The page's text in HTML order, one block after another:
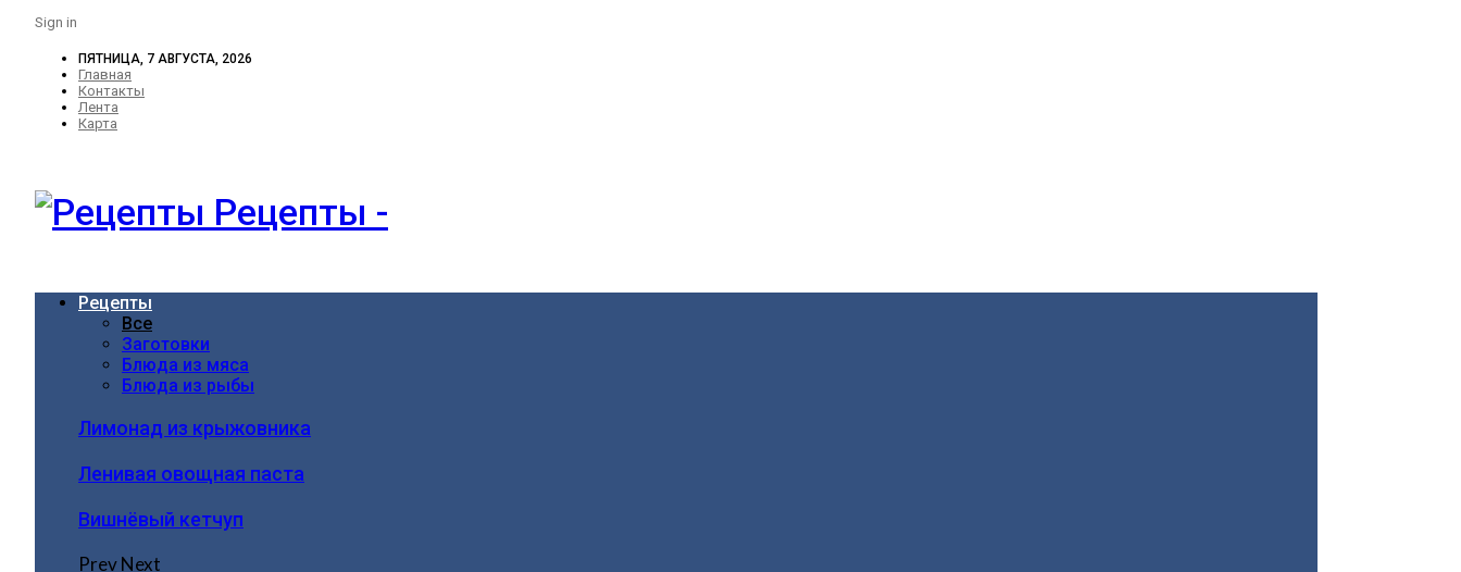
Sign in
ПЯТНИЦА, 7 АВГУСТА, 2026
Главная
Контакты
Лента
Карта
Рецепты -
Рецепты
Все
Заготовки
Блюда из мяса
Блюда из рыбы
Лимонад из крыжовника
Ленивая овощная паста
Вишнёвый кетчуп
PrevNext